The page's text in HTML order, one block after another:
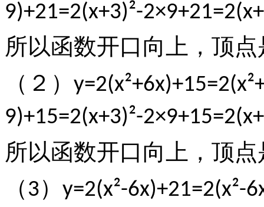
9)+21=2(x+3)²-
所以函数开口向上，顶点
（２）
9)+15=2(x+3)²-
所以函数开口向上，顶点
（ 3） y=2(x²-6x)+21=2(x²-